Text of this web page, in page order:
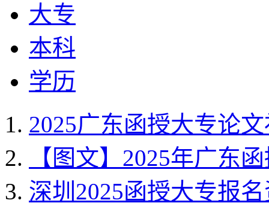
大专
本科
学历
2025广东函授大专论
【图文】2025年广东
深圳2025函授大专报